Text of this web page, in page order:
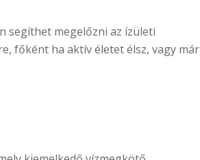
segíthet megelőzni az ízületi
főként ha aktív életet élsz, vagy már